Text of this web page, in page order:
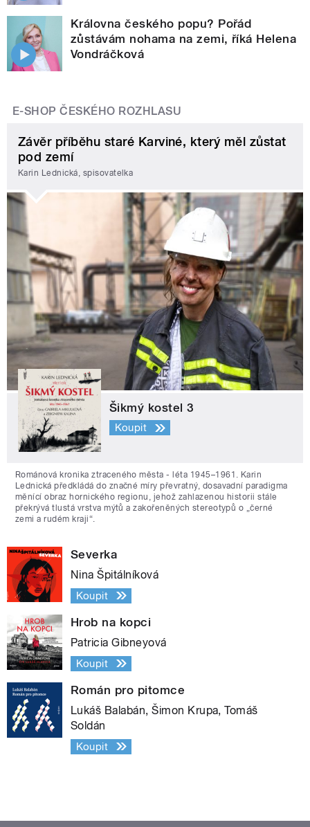
Královna českého popu? Pořád
zůstávám nohama na zemi, říká Helena
Vondráčková
E-SHOP ČESKÉHO ROZHLASU
Závěr příběhu staré Karviné, který měl zůstat
pod zemí
Karin Lednická, spisovatelka
Šikmý kostel 3
Koupit
Románová kronika ztraceného města - léta 1945–1961. Karin
Lednická předkládá do značné míry převratný, dosavadní paradigma
měnící obraz hornického regionu, jehož zahlazenou historii stále
překrývá tlustá vrstva mýtů a zakořeněných stereotypů o „černé
zemi a rudém kraji“.
Severka
Nina Špitálníková
Koupit
Hrob na kopci
Patricia Gibneyová
Koupit
Román pro pitomce
Lukáš Balabán, Šimon Krupa, Tomáš
Soldán
Koupit